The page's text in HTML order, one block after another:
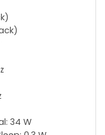
34 W